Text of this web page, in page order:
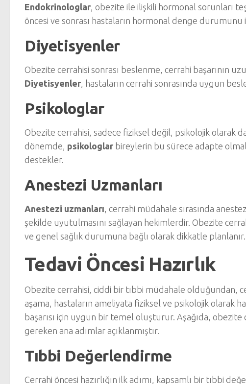
Endokrinologlar, obezite ile ilişkili hormonal sorunları
öncesi ve sonrası hastaların hormonal denge
Diyetisyenler
Obezite cerrahisi sonrası beslenme, cerrahi başarının
Diyetisyenler, hastaların cerrahi sonrasında uygun
Psikologlar
Obezite cerrahisi, sadece fiziksel değil, psikolojik olarak
dönemde, psikologlar bireylerin bu sürece adapte
destekler.
Anestezi Uzmanları
Anestezi uzmanları, cerrahi müdahale sırasında
şekilde uyutulmasını sağlayan hekimlerdir. Obezite
ve genel sağlık durumuna bağlı olarak dikkatle planlanır.
Tedavi Öncesi Hazırlık
Obezite cerrahisi, ciddi bir tıbbi müdahale olduğundan,
aşama, hastaların ameliyata fiziksel ve psikolojik olarak
başarısı için uygun bir temel oluşturur. Aşağıda, obezite
gereken ana adımlar açıklanmıştır.
Tıbbi Değerlendirme
Cerrahi öncesi hazırlığın ilk adımı, kapsamlı bir tıbbi